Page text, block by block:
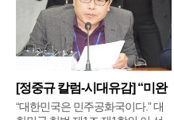
[정중규 칼럼-시대유감] “미완
“대한민국은 민주공화국이다.” 대